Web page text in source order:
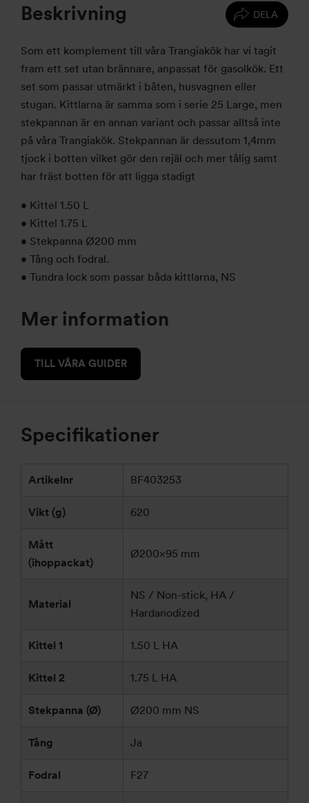
DELA
Beskrivning
Som ett komplement till våra Trangiakök har vi tagit
fram ett set utan brännare, anpassat för gasolkök. Ett
set som passar utmärkt i båten, husvagnen eller
stugan. Kittlarna är samma som i serie 25 Large, men
stekpannan är en annan variant och passar alltså inte
på våra Trangiakök. Stekpannan är dessutom 1,4mm
tjock i botten vilket gör den rejäl och mer tålig samt
har fräst botten för att ligga stadigt
• Kittel 1.50 L
• Kittel 1.75 L
• Stekpanna Ø200 mm
• Tång och fodral.
• Tundra lock som passar båda kittlarna, NS
Mer information
TILL VÅRA GUIDER
Specifikationer
Artikelnr BF403253
Vikt (g) 620
Mått
(ihoppackat)
Ø200×95 mm
Material
NS / Non-stick, HA /
Hardanodized
Kittel 1 1.50 L HA
Kittel 2 1.75 L HA
Stekpanna (Ø) Ø200 mm NS
Tång Ja
Fodral F27